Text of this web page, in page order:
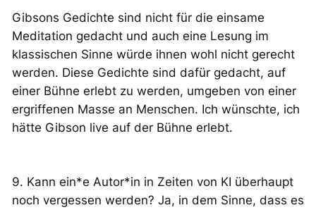
Gibsons Gedichte sind nicht für die einsame
Meditation gedacht und auch eine Lesung im
klassischen Sinne würde ihnen wohl nicht gerecht
werden. Diese Gedichte sind dafür gedacht, auf
einer Bühne erlebt zu werden, umgeben von einer
ergriffenen Masse an Menschen. Ich wünschte, ich
hätte Gibson live auf der Bühne erlebt.
9. Kann ein*e Autor*in in Zeiten von KI überhaupt
noch vergessen werden? Ja, in dem Sinne, dass es